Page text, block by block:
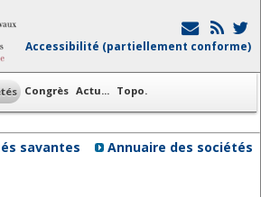
Accessibilité (partiellement conforme)
Congrès Actu... Topo.
savantes
Annuaire des sociétés